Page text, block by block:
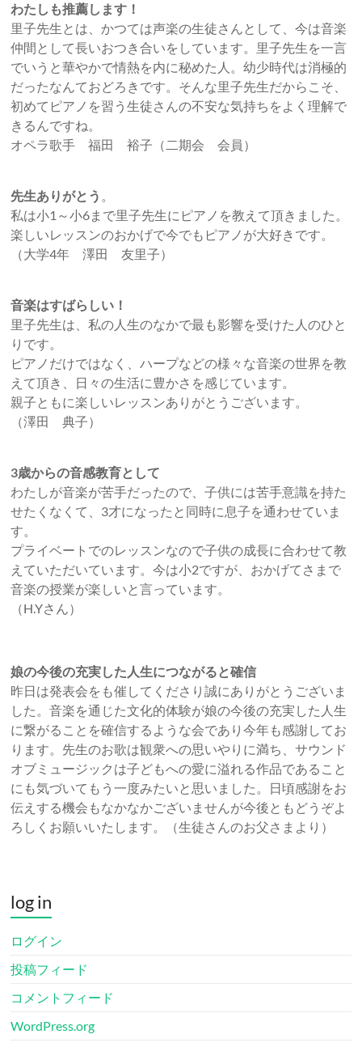
わたしも推薦します！
里子先生とは、かつては声楽の生徒さんとして、今は音楽
仲間として長いおつき合いをしています。里子先生を一言
でいうと華やかで情熱を内に秘めた人。幼少時代は消極的
だったなんておどろきです。そんな里子先生だからこそ、
初めてピアノを習う生徒さんの不安な気持ちをよく理解で
きるんですね。
オペラ歌手 福田 裕子（二期会 会員）
先生ありがとう 。
私は小1～小6まで里子先生にピアノを教えて頂きました。
楽しいレッスンのおかげで今でもピアノが大好きです。
（大学4年 澤田 友里子）
音楽はすばらしい！
里子先生は、私の人生のなかで最も影響を受けた人のひと
りです。
ピアノだけではなく、ハープなどの様々な音楽の世界を教
えて頂き、日々の生活に豊かさを感じています。
親子ともに楽しいレッスンありがとうございます。
（澤田 典子）
3歳からの音感教育として
わたしが音楽が苦手だったので、子供には苦手意識を持た
せたくなくて、3才になったと同時に息子を通わせていま
す。
プライベートでのレッスンなので子供の成長に合わせて教
えていただいています。今は小2ですが、おかげてさまで
音楽の授業が楽しいと言っています。
（H.Yさん）
娘の今後の充実した人生につながると確信
昨日は発表会をも催してくださり誠にありがとうございま
した。音楽を通じた文化的体験が娘の今後の充実した人生
に繋がることを確信するような会であり今年も感謝してお
ります。先生のお歌は観衆への思いやりに満ち、サウンド
オブミュージックは子どもへの愛に溢れる作品であること
にも気づいてもう一度みたいと思いました。日頃感謝をお
伝えする機会もなかなかございませんが今後ともどうぞよ
ろしくお願いいたします。（生徒さんのお父さまより）
log in
ログイン
投稿フィード
コメントフィード
WordPress.org